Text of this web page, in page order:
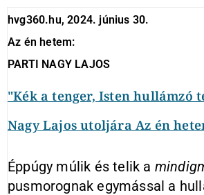
hvg360.hu, 2024. június 30.
Az én hetem:
PARTI NAGY LAJOS
"Kék a tenger, Isten hullámzó
Nagy Lajos utoljára Az én
Éppúgy múlik és telik a
pusmorognak egymással a